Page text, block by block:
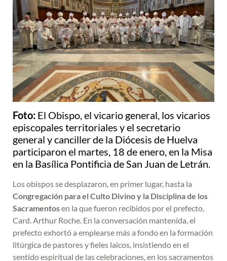
Foto: El Obispo, el vicario general, los vicarios
episcopales territoriales y el secretario
general y canciller de la Diócesis de Huelva
participaron el martes, 18 de enero, en la Misa
en la Basílica Pontificia de San Juan de Letrán.
Los obispos se desplazaron, en primer lugar, hasta la
Congregación para el Culto Divino y la Disciplina de los
Sacramentosen la que fueron recibidos por el prefecto,
Card. Arthur Roche. En la conversación mantenida, el
prefecto exhortó a emplearse más a fondo en la formación
litúrgica de pastores y fieles laicos, insistiendo en el
sentido espiritual de las celebraciones, en los sacramentos